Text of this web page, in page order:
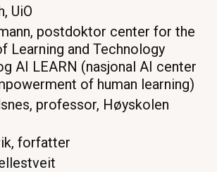
UiO
postdoktor center for the
Learning and Technology
AI LEARN (nasjonal AI center
of human learning)
professor, Høyskolen
forfatter